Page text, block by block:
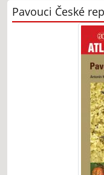
Pavouci České